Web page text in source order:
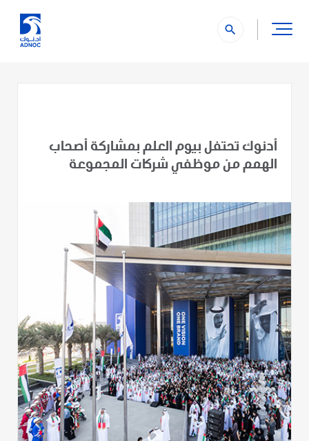
search
أدنوك تحتفل بيوم العلم بمشاركة أصحاب
الهمم من موظفي شركات المجموعة